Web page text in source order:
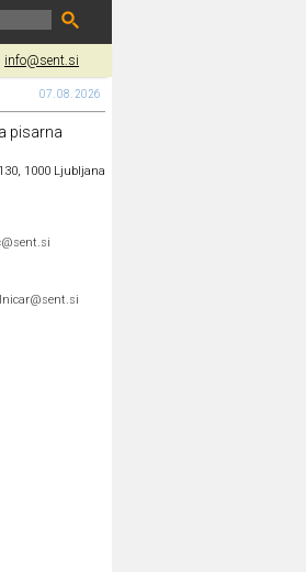
info@sent.si
07. 08. 2026
pisarna
1000 Ljubljana